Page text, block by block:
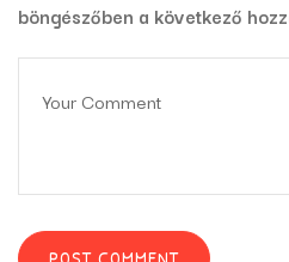
böngészőben a következő